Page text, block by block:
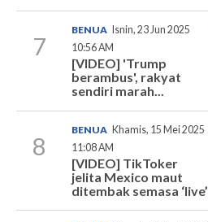
7
BENUA
Isnin, 23 Jun 2025
10:56 AM
[VIDEO] 'Trump
berambus', rakyat
sendiri marah...
8
BENUA Khamis, 15 Mei 2025
11:08 AM
[VIDEO] TikToker
jelita Mexico maut
ditembak semasa ‘live’